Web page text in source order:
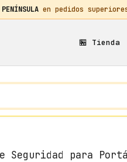
en pedidos
🏪 Tienda
Seguridad para